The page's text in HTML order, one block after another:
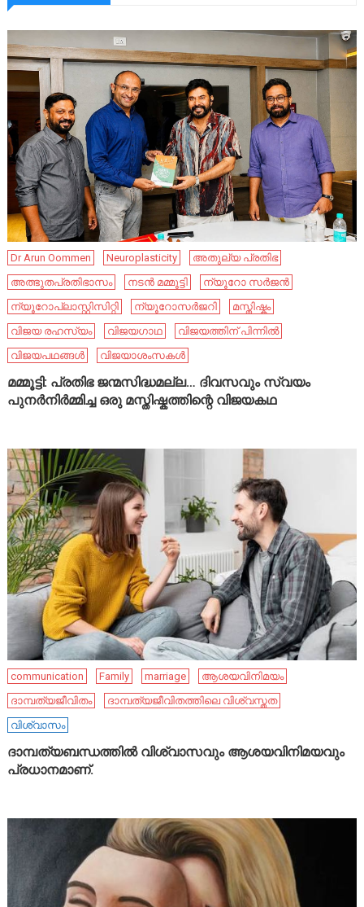
Dr Arun Oommen Neuroplasticity
അതുല്യ പ്രതിഭ
അത്ഭുതപ്രതിഭാസം
നടൻ മമ്മൂട്ടി
ന്യൂറോ സർജൻ
ന്യൂറോപ്ലാസ്റ്റിസിറ്റി
ന്യൂറോസർജറി
മസ്തിഷ്കം
വിജയ രഹസ്യം
വിജയഗാഥ
വിജയത്തിന് പിന്നിൽ
വിജയപഥങ്ങൾ
വിജയാശംസകൾ
മമ്മൂട്ടി: പ്രതിഭ ജന്മസിദ്ധമല്ല… ദിവസവും സ്വയം
പുനർനിർമ്മിച്ച ഒരു മസ്തിഷ്കത്തിന്റെ വിജയകഥ
communication Family marriage
ആശയവിനിമയം
ദാമ്പത്യജീവിതം
ദാമ്പത്യജീവിതത്തിലെ വിശ്വസ്തത
വിശ്വാസം
ദാമ്പത്യബന്ധത്തിൽ വിശ്വാസവും ആശയവിനിമയവും
പ്രധാനമാണ്.